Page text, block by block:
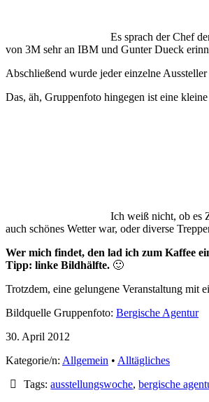
Es sprach der Chef
von 3M sehr an IBM und Gunter Dueck
Abschließend wurde jeder einzelne
Das, äh, Gruppenfoto hingegen ist eine
Ich weiß nicht, ob es
auch schönes Wetter war, oder diverse
Wer mich findet, den lad ich zum Kaffee
Tipp: linke Bildhälfte. 🙂
Trotzdem, eine gelungene Veranstaltung mit
Bildquelle Gruppenfoto: Bergische Agentur
30. April 2012
Kategorie/n: Allgemein • Alltägliches
Tags:ausstellungswoche,bergische